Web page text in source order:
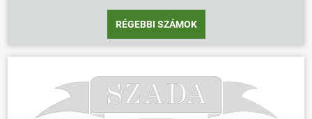
RÉGEBBI SZÁMOK